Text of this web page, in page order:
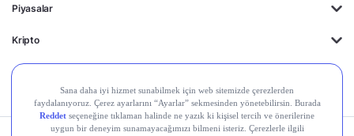
Piyasalar
Kripto
Ayrıcalıklar